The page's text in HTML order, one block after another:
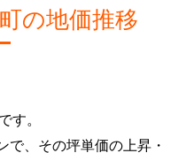
の地価推移
。
、その坪単価の上昇・